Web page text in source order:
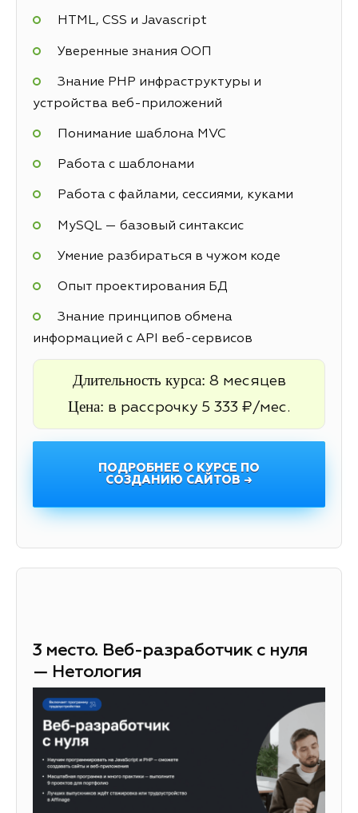
HTML, CSS и Javascript
Уверенные знания ООП
Знание PHP инфраструктуры и
устройства веб-приложений
Понимание шаблона MVC
Работа с шаблонами
Работа с файлами, сессиями, куками
MySQL — базовый синтаксис
Умение разбираться в чужом коде
Опыт проектирования БД
Знание принципов обмена
информацией с API веб-сервисов
Длительность курса: 8 месяцев
Цена: в рассрочку 5 333 ₽/мес.
ПОДРОБНЕЕ О КУРСЕ ПО
СОЗДАНИЮ САЙТОВ →
3 место. Веб-разработчик с нуля
— Нетология